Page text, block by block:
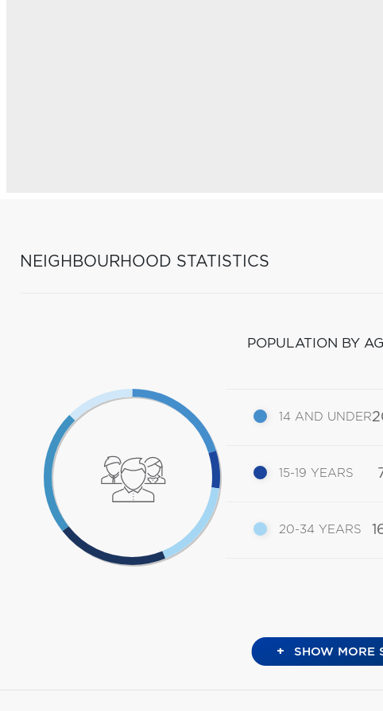
NEIGHBOURHOOD STATISTICS
POPULATION BY
14 AND UNDER
15-19 YEARS
20-34 YEARS
+ SHOW MORE